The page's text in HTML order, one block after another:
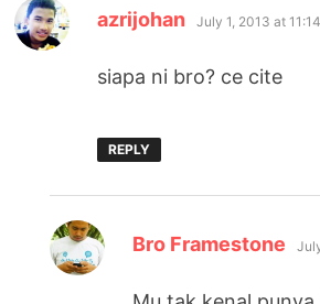
azrijohan says:
July 1, 2013 at
siapa ni bro? ce cite
REPLY
Bro Framestone